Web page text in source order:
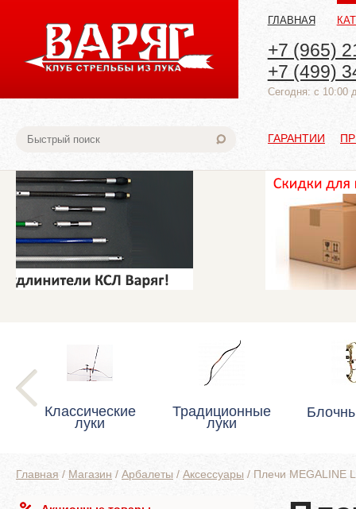
ГЛАВНАЯ
+7 (965)
+7 (499)
Cегодня: с 10:00
ГАРАНТИИ
Классические
луки
Традиционные
луки
Главная / Магазин / Арбалеты / Аксессуары / Плечи MEGALINE